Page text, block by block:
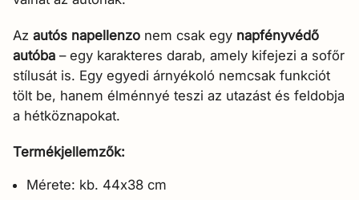
Az autós napellenzo nem csak egy napfényvédő
autóba – egy karakteres darab, amely kifejezi a sofőr
stílusát is. Egy egyedi árnyékoló nemcsak funkciót
tölt be, hanem élménnyé teszi az utazást és feldobja
a hétköznapokat.
Termékjellemzők:
Mérete: kb. 44x38 cm